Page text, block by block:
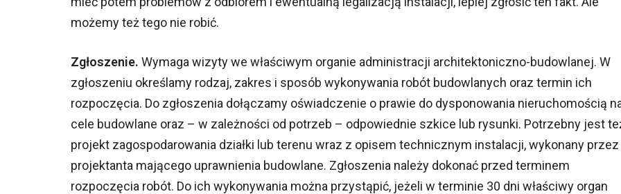
możemy też tego nie robić.
Zgłoszenie. Wymaga wizyty we właściwym organie administracji architektoniczno-budowlanej. W
zgłoszeniu określamy rodzaj, zakres i sposób wykonywania robót budowlanych oraz termin ich
rozpoczęcia. Do zgłoszenia dołączamy oświadczenie o prawie do dysponowania nieruchomością
cele budowlane oraz – w zależności od potrzeb – odpowiednie szkice lub rysunki. Potrzebny jest
projekt zagospodarowania działki lub terenu wraz z opisem technicznym instalacji, wykonany przez
projektanta mającego uprawnienia budowlane. Zgłoszenia należy dokonać przed terminem
rozpoczęcia robót. Do ich wykonywania można przystąpić, jeżeli w terminie 30 dni właściwy organ